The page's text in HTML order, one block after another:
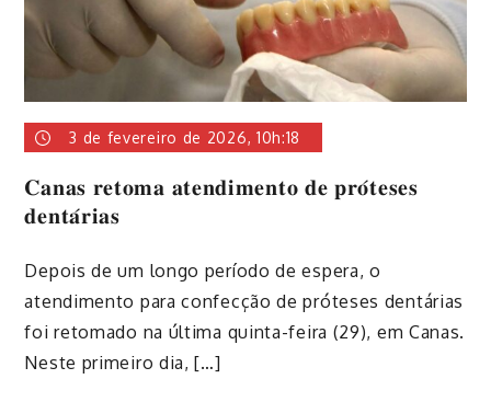
3 de fevereiro de 2026, 10h:18
𝐂𝐚𝐧𝐚𝐬 𝐫𝐞𝐭𝐨𝐦𝐚 𝐚𝐭𝐞𝐧𝐝𝐢𝐦𝐞𝐧𝐭𝐨 𝐝𝐞 𝐩𝐫𝐨́𝐭𝐞𝐬𝐞𝐬
𝐝𝐞𝐧𝐭𝐚́𝐫𝐢𝐚𝐬
Depois de um longo período de espera, o
atendimento para confecção de próteses dentárias
foi retomado na última quinta-feira (29), em Canas.
Neste primeiro dia, […]